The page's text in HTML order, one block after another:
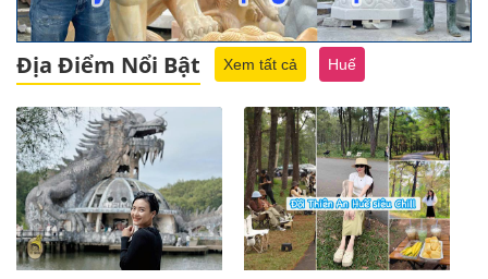
Địa Điểm Nổi Bật Xem tất cả Huế